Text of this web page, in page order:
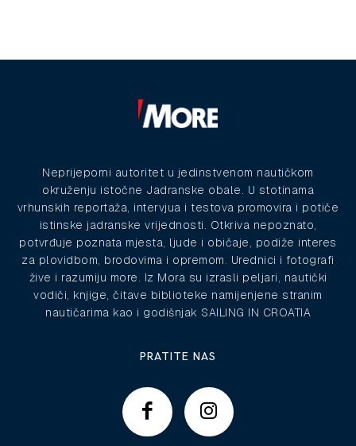
Neprijeporni autoritet u jedinstvenom nautičkom
okruženju istočne Jadranske obale. U stotinama
vrhunskih reportaža, intervjua i testova promovira i potiče
istinske jadranske vrijednosti. Otkriva nepoznato,
potvrđuje poznata mjesta, ljude i običaje, podiže interes
za plovidbom, brodovima i opremom. Urednici i fotografi
žive i razumiju more. Iz Mora su izrasli peljari, nautički
vodiči, knjige, čitave biblioteke namijenjene stranim
nautičarima kao i godišnjak SAILING IN CROATIA
PRATITE NAS